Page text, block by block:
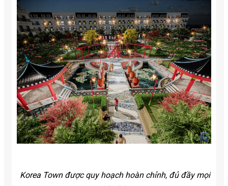
Korea Town được quy hoạch hoàn chỉnh, đủ đầy mọi